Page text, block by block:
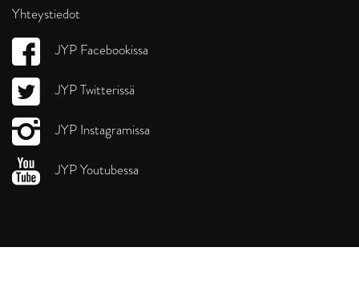
Yhteystiedot
JYP Facebookissa
JYP Twitterissä
JYP Instagramissa
JYP Youtubessa